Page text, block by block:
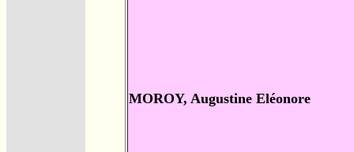
MOROY, Augustine Eléonore